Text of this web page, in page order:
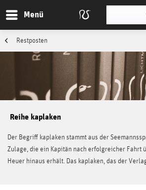
Menü
Restposten
Reihe kaplaken
Der Begriff kaplaken stammt aus der
Zulage, die ein Kapitän nach erfolgreicher Fahrt
Heuer hinaus erhält. Das kaplaken, das der